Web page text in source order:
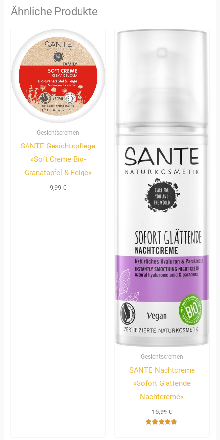
Ähnliche Produkte
Gesichtscremen
SANTE Gesichtspflege
»Soft Creme Bio-
Granatapfel & Feige«
9,99€
Gesichtscremen
SANTE Nachtcreme
»Sofort Glättende
Nachtcreme«
15,99€